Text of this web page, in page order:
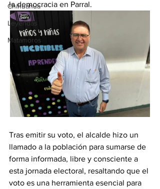
Chihuahua
Leyendas
Matamoros
la democracia en Parral.
Tras emitir su voto, el alcalde hizo un
llamado a la población para sumarse de
forma informada, libre y consciente a
esta jornada electoral, resaltando que el
voto es una herramienta esencial para